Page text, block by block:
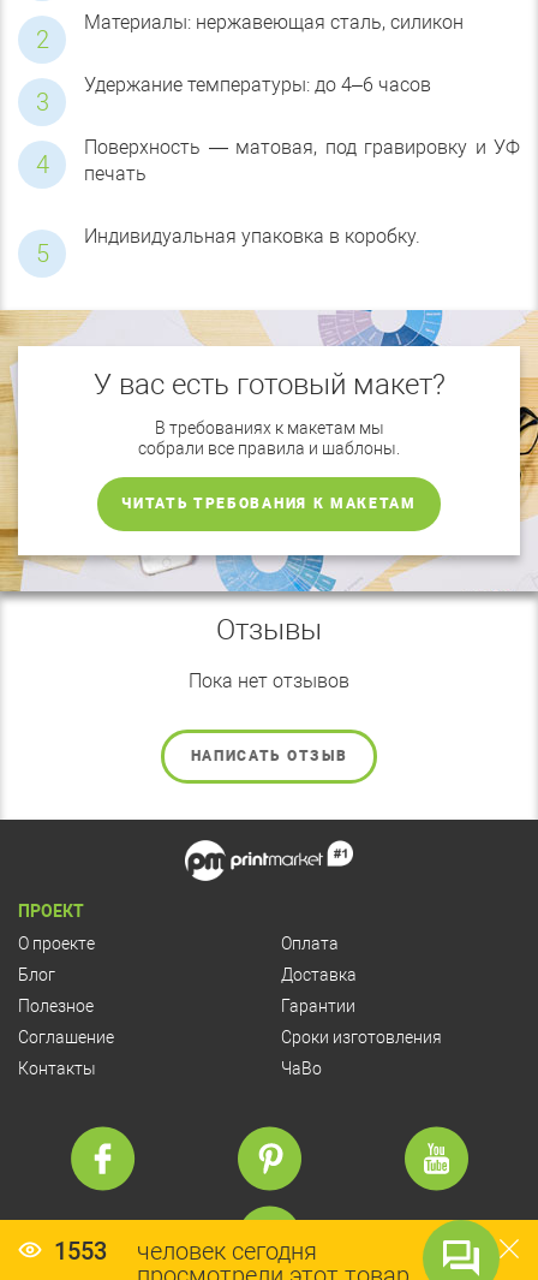
Материалы: нержавеющая сталь, силикон
Удержание температуры: до 4–6 часов
Поверхность — матовая, под гравировку и УФ
печать
Индивидуальная упаковка в коробку.
У вас есть готовый макет?
В требованиях к макетам мы
собрали все правила и шаблоны.
ЧИТАТЬ ТРЕБОВАНИЯ К МАКЕТАМ
Отзывы
Пока нет отзывов
НАПИСАТЬ ОТЗЫВ
1553
человек сегодня
ПРОЕКТ
О проекте
Блог
Полезное
Соглашение
Контакты
Оплата
Доставка
Гарантии
Сроки изготовления
ЧаВо